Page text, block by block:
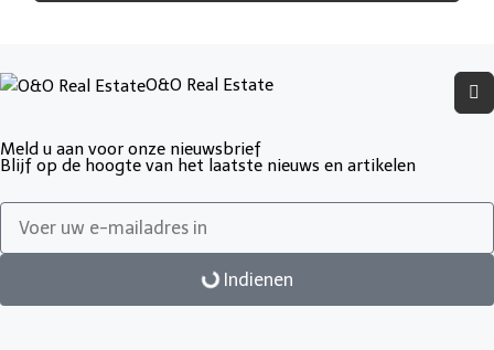
O&O Real Estate
Meld u aan voor onze nieuwsbrief
Blijf op de hoogte van het laatste nieuws en artikelen
Indienen